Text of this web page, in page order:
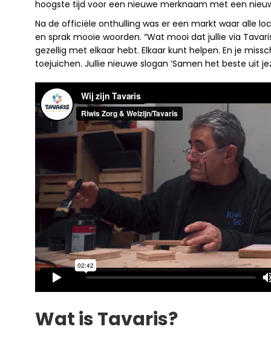
hoogste tijd voor een nieuwe merknaam met een
Na de officiële onthulling was er een markt waar alle
en sprak mooie woorden. “Wat mooi dat jullie via
gezellig met elkaar hebt. Elkaar kunt helpen. En je
toejuichen. Jullie nieuwe slogan ‘Samen het beste uit
Wat is Tavaris?